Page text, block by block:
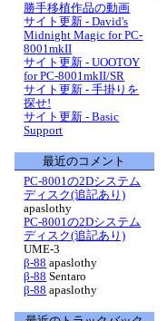
勝手移植作品の動画
サイト更新 - David's
Midnight Magic for PC-
8001mkII
サイト更新 - UOOTOY
for PC-8001mkII/SR
サイト更新 - 手掛りを
探せ!
サイト更新 - Basic
Support
最近のコメント
PC-8001の2Dシステム
ディスク(追記あり)
apaslothy
PC-8001の2Dシステム
ディスク(追記あり)
UME-3
β-88 apaslothy
β-88 Sentaro
β-88 apaslothy